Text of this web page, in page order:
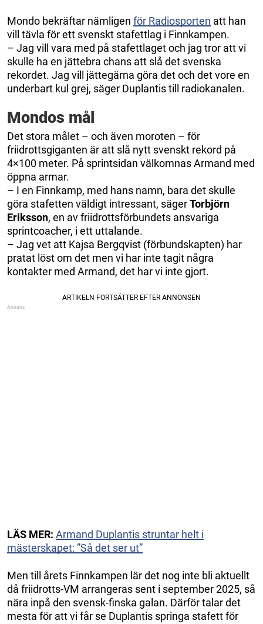
Mondo bekräftar nämligen för Radiosporten att han
vill tävla för ett svenskt stafettlag i Finnkampen.
– Jag vill vara med på stafettlaget och jag tror att vi
skulle ha en jättebra chans att slå det svenska
rekordet. Jag vill jättegärna göra det och det vore en
underbart kul grej, säger Duplantis till radiokanalen.
Mondos mål
Det stora målet – och även moroten – för
friidrottsgiganten är att slå nytt svenskt rekord på
4×100 meter. På sprintsidan välkomnas Armand med
öppna armar.
– I en Finnkamp, med hans namn, bara det skulle
göra stafetten väldigt intressant, sägerTorbjörn
Eriksson, en av friidrottsförbundets ansvariga
sprintcoacher, i ett uttalande.
– Jag vet att Kajsa Bergqvist (förbundskapten) har
pratat löst om det men vi har inte tagit några
kontakter med Armand, det har vi inte gjort.
LÄS MER: Armand Duplantis struntar helt i
mästerskapet: ”Så det ser ut”
Men till årets Finnkampen lär det nog inte bli aktuellt
då friidrotts-VM arrangeras sent i september 2025, så
nära inpå den svensk-finska galan. Därför talar det
mesta för att vi får se Duplantis springa stafett för